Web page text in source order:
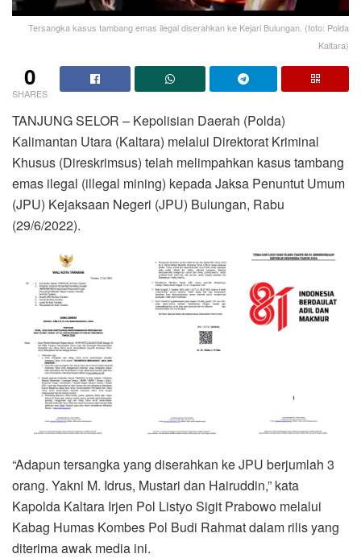
Tersangka kasus tambang emas ilegal diserahkan ke Kejari Bulungan. (foto: Polda
Kaltara)
0
SHARES
TANJUNG SELOR – Kepolisian Daerah (Polda)
Kalimantan Utara (Kaltara) melalui Direktorat Kriminal
Khusus (Direskrimsus) telah melimpahkan kasus tambang
emas ilegal (illegal mining) kepada Jaksa Penuntut Umum
(JPU) Kejaksaan Negeri (JPU) Bulungan, Rabu
(29/6/2022).
“Adapun tersangka yang diserahkan ke JPU berjumlah 3
orang. Yakni M. Idrus, Mustari dan Hairuddin,” kata
Kapolda Kaltara Irjen Pol Listyo Sigit Prabowo melalui
Kabag Humas Kombes Pol Budi Rahmat dalam rilis yang
diterima awak media ini.